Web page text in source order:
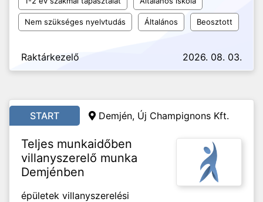
Nem szükséges nyelvtudás Általános Beosztott
Raktárkezelő 2026. 08. 03.
START Demjén, Új Champignons Kft.
Teljes munkaidőben
villanyszerelő munka
Demjénben
épületek villanyszerelési